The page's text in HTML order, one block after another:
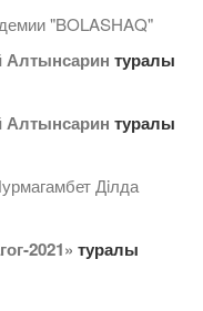
"BOLASHAQ"
Алтынсарин туралы
Алтынсарин туралы
Дiлда
2021» туралы